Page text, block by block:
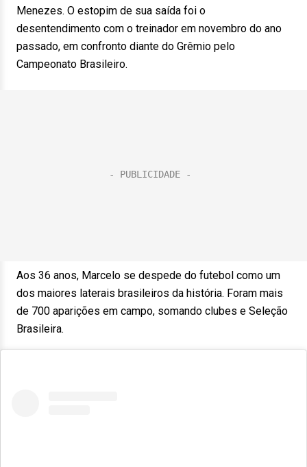
Menezes. O estopim de sua saída foi o
desentendimento com o treinador em novembro do ano
passado, em confronto diante do Grêmio pelo
Campeonato Brasileiro.
Aos 36 anos, Marcelo se despede do futebol como um
dos maiores laterais brasileiros da história. Foram mais
de 700 aparições em campo, somando clubes e Seleção
Brasileira.